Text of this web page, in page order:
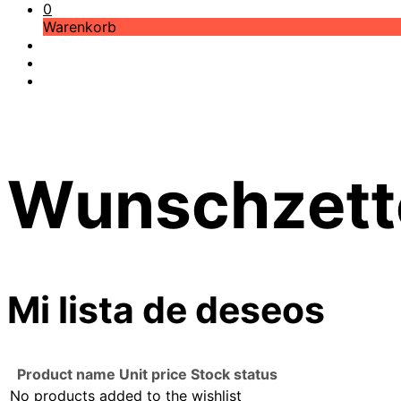
0
Warenkorb
Mi lista de deseos
Product name Unit price Stock status
No products added to the wishlist